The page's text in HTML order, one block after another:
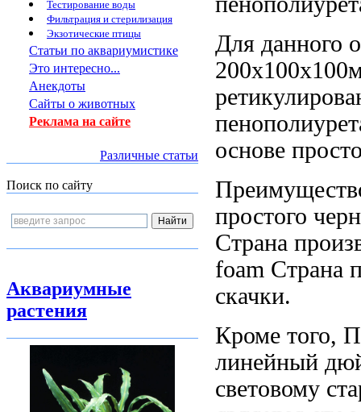
Тестирование воды
Фильтрация и стерилизация
Экзотические птицы
Статьи по аквариумистике
Это интересно...
Анекдоты
Сайты о животных
Реклама на сайте
Различные статьи
Поиск по сайту
Аквариумные
растения
Для данного
основе
простого
Страна
foam Страна
скачки.
Кроме того,
линейный
световому